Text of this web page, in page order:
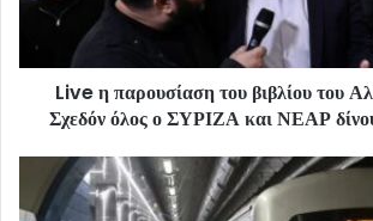
Live η παρουσίαση του βιβλίου του
Σχεδόν όλος ο ΣΥΡΙΖΑ και ΝΕΑΡ